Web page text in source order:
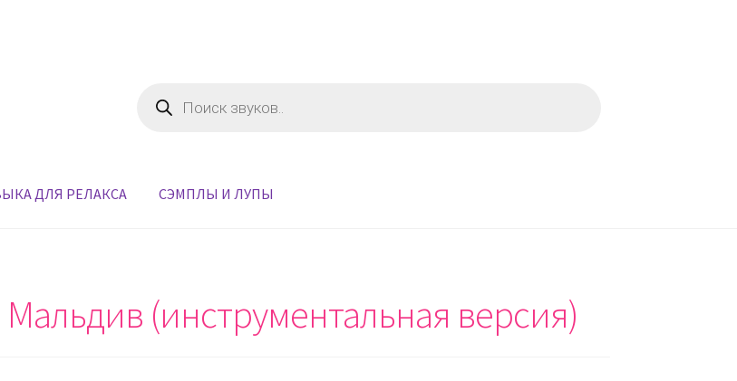
товаров
ДЛЯ РЕЛАКСА СЭМПЛЫ И ЛУПЫ
(инструментальная версия)